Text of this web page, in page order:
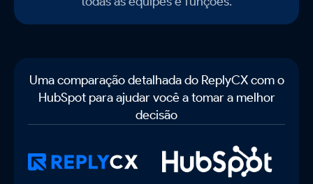
Uma comparação detalhada do ReplyCX com o
HubSpot para ajudar você a tomar a melhor
decisão